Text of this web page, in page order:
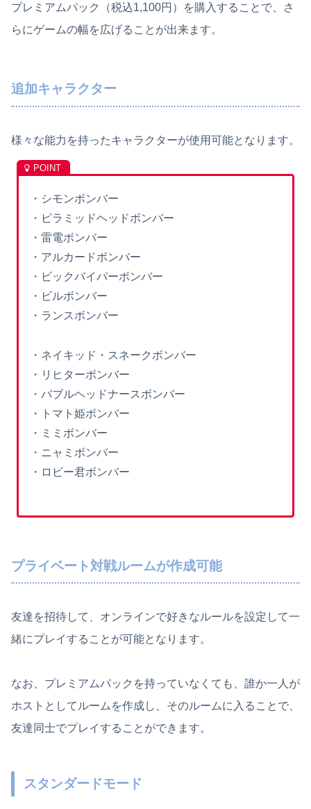
プレミアムパック（税込1,100円）を購入することで、さ
らにゲームの幅を広げることが出来ます。
追加キャラクター
様々な能力を持ったキャラクターが使用可能となります。
・シモンボンバー
・ピラミッドヘッドボンバー
・雷電ボンバー
・アルカードボンバー
・ビックバイパーボンバー
・ビルボンバー
・ランスボンバー
・ネイキッド・スネークボンバー
・リヒターボンバー
・バブルヘッドナースボンバー
・トマト姫ボンバー
・ミミボンバー
・ニャミボンバー
・ロビー君ボンバー
プライベート対戦ルームが作成可能
友達を招待して、オンラインで好きなルールを設定して一
緒にプレイすることが可能となります。
なお、プレミアムパックを持っていなくても、誰か一人が
ホストとしてルームを作成し、そのルームに入ることで、
友達同士でプレイすることができます。
スタンダードモード